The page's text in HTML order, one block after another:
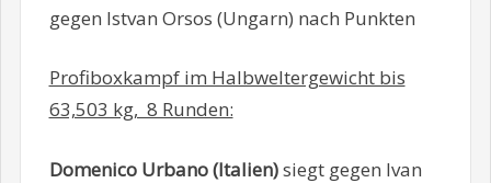
gegen Istvan Orsos (Ungarn) nach Punkten
Profiboxkampf im Halbweltergewicht bis
63,503 kg, 8 Runden:
Domenico Urbano (Italien)siegt gegen Ivan